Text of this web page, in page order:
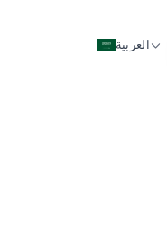
العربية